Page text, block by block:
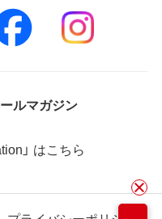
ルマガジン
」 はこちら